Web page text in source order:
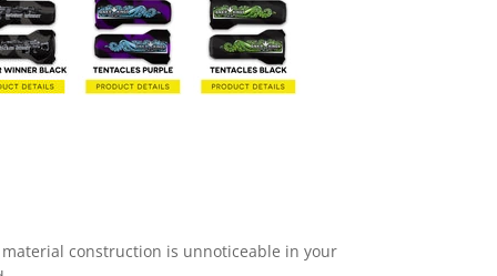
construction is unnoticeable in your